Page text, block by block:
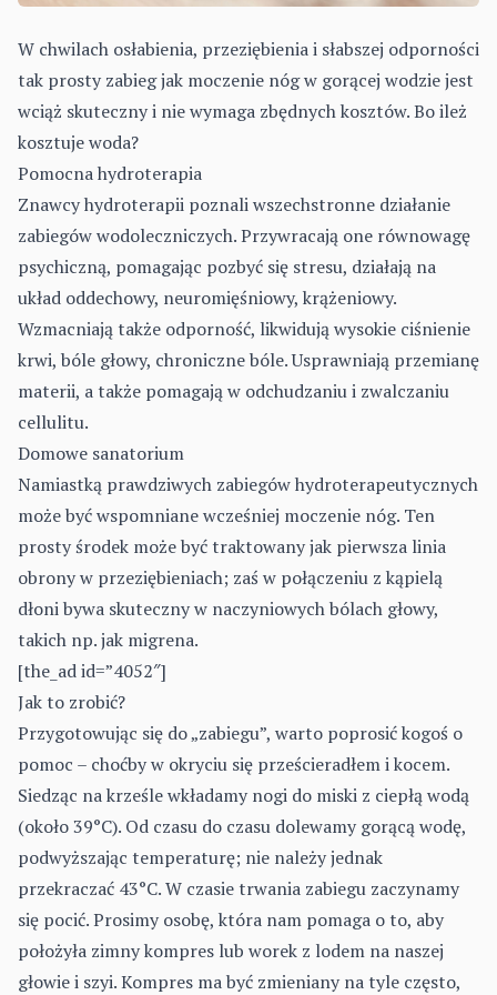
W chwilach osłabienia, przeziębienia i słabszej odporności
tak prosty zabieg jak moczenie nóg w gorącej wodzie jest
wciąż skuteczny i nie wymaga zbędnych kosztów. Bo ileż
kosztuje woda?
Pomocna hydroterapia
Znawcy hydroterapii poznali wszechstronne działanie
zabiegów wodoleczniczych. Przywracają one równowagę
psychiczną, pomagając pozbyć się stresu, działają na
układ oddechowy, neuromięśniowy, krążeniowy.
Wzmacniają także odporność, likwidują wysokie ciśnienie
krwi, bóle głowy, chroniczne bóle. Usprawniają przemianę
materii, a także pomagają w odchudzaniu i zwalczaniu
cellulitu.
Domowe sanatorium
Namiastką prawdziwych zabiegów hydroterapeutycznych
może być wspomniane wcześniej moczenie nóg. Ten
prosty środek może być traktowany jak pierwsza linia
obrony w przeziębieniach; zaś w połączeniu z kąpielą
dłoni bywa skuteczny w naczyniowych bólach głowy,
takich np. jak migrena.
[the_ad id=”4052″]
Jak to zrobić?
Przygotowując się do „zabiegu”, warto poprosić kogoś o
pomoc – choćby w okryciu się prześcieradłem i kocem.
Siedząc na krześle wkładamy nogi do miski z ciepłą wodą
(około 39°C). Od czasu do czasu dolewamy gorącą wodę,
podwyższając temperaturę; nie należy jednak
przekraczać 43°C. W czasie trwania zabiegu zaczynamy
się pocić. Prosimy osobę, która nam pomaga o to, aby
położyła zimny kompres lub worek z lodem na naszej
głowie i szyi. Kompres ma być zmieniany na tyle często,